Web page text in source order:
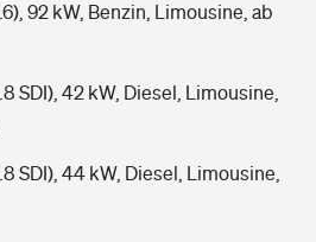
92 kW, Benzin, Limousine, ab
SDI), 42 kW, Diesel, Limousine,
SDI), 44 kW, Diesel, Limousine,